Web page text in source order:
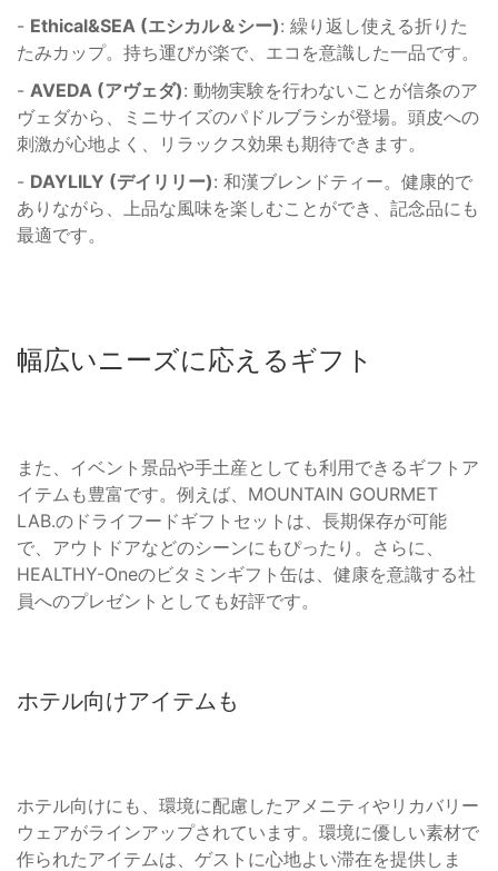
- Ethical&SEA (エシカル＆シー): 繰り返し使える折りた
たみカップ。持ち運びが楽で、エコを意識した一品です。
- AVEDA (アヴェダ): 動物実験を行わないことが信条のア
ヴェダから、ミニサイズのパドルブラシが登場。頭皮への
刺激が心地よく、リラックス効果も期待できます。
- DAYLILY (デイリリー): 和漢ブレンドティー。健康的で
ありながら、上品な風味を楽しむことができ、記念品にも
最適です。
幅広いニーズに応えるギフト
また、イベント景品や手土産としても利用できるギフトア
イテムも豊富です。例えば、MOUNTAIN GOURMET
LAB.のドライフードギフトセットは、長期保存が可能
で、アウトドアなどのシーンにもぴったり。さらに、
HEALTHY-Oneのビタミンギフト缶は、健康を意識する社
員へのプレゼントとしても好評です。
ホテル向けアイテムも
ホテル向けにも、環境に配慮したアメニティやリカバリー
ウェアがラインアップされています。環境に優しい素材で
作られたアイテムは、ゲストに心地よい滞在を提供しま